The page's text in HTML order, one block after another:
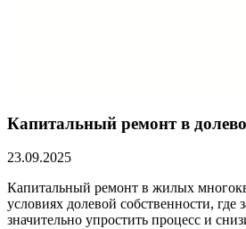
Капитальный ремонт в
23.09.2025
Капитальный ремонт в жилых
условиях долевой собственности,
значительно упростить процесс и